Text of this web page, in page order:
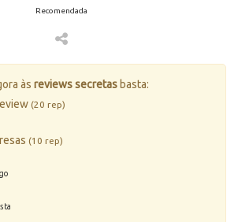
Recomendada
às reviews secretas basta:
(20 rep)
(10 rep)